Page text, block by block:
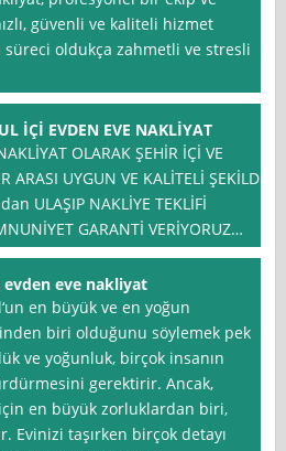
güvenli ve kaliteli hizmet
süreci oldukça zahmetli ve stresli
İÇİ EVDEN EVE NAKLİYAT
OLARAK ŞEHİR İÇİ VE
ARASI UYGUN VE KALİTELİ ŞEKİLDE
ULAŞIP NAKLİYE TEKLİFİ
GARANTİ VERİYORUZ…
eve nakliyat
en büyük ve en yoğun
biri olduğunu söylemek pek
ve yoğunluk, birçok insanın
gerektirir. Ancak,
en büyük zorluklardan biri,
Evinizi taşırken birçok detayı